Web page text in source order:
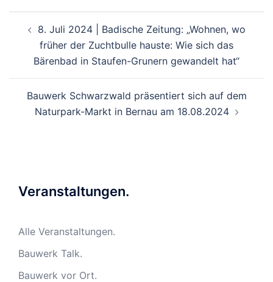
Beitragsnavigation
8. Juli 2024 | Badische Zeitung: „Wohnen, wo
früher der Zuchtbulle hauste: Wie sich das
Bärenbad in Staufen-Grunern gewandelt hat“
Bauwerk Schwarzwald präsentiert sich auf dem
Naturpark-Markt in Bernau am 18.08.2024
Veranstaltungen.
Alle Veranstaltungen.
Bauwerk Talk.
Bauwerk vor Ort.